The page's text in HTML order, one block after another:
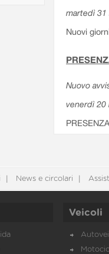
martedì 31
Nuovi
Nuovo
venerdì 20
News e circolari
Veicoli